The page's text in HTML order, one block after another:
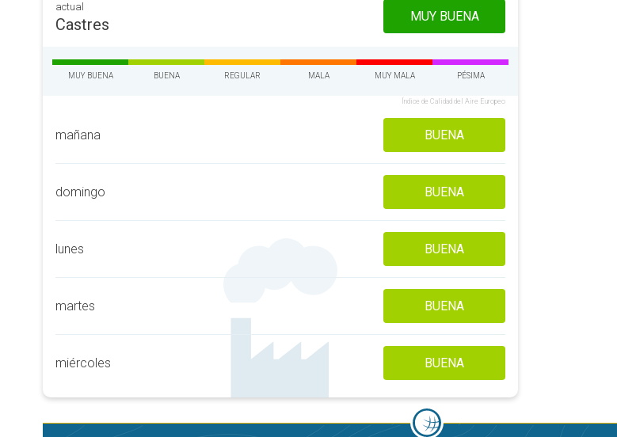
actual
Castres MUY BUENA
MUY BUENA BUENA REGULAR MALA MUY MALA PÉSIMA
Índice de Calidad del Aire Europeo
mañana BUENA
domingo BUENA
lunes BUENA
martes BUENA
miércoles BUENA